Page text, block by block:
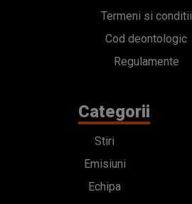
Termeni si conditii
Cod deontologic
Regulamente
Categorii
Stiri
Emisiuni
Echipa